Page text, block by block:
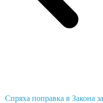
Спряха поправка в Закона